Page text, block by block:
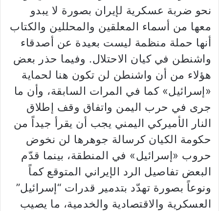
نحو ضربة عسكرية لإيران بصورة لا يبدو
معها من أسماء المعلقين والمحللين والكتاب
أنها حملة منظمة ليست بعيدة عن أصدقاء
واشنطن في كيان الاحتلال. وفيما حذر بعض
هؤلاء من أن واشنطن لن تكون هنا لحماية
«إسرائيل» كما في المرات السابقة، وأن ما
جرى في حرب اليمن واتفاق وقف إطلاق
النار الأميركي اليمني يجب أن يقرأ جيداً من
حكومة الكيان كرسالة جوهرها لن نخوض
حروب «إسرائيل» في المنطقة، بينما قدّم
البعض تفاصيل الرد الإيراني المتوقع كماً
ونوعاً بصورة تهدّد بتدمير قدرات “إسرائيل”
العسكرية والاقتصادية والخدمية، ما يصيب